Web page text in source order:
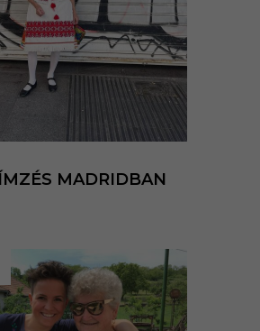
MADRIDBAN